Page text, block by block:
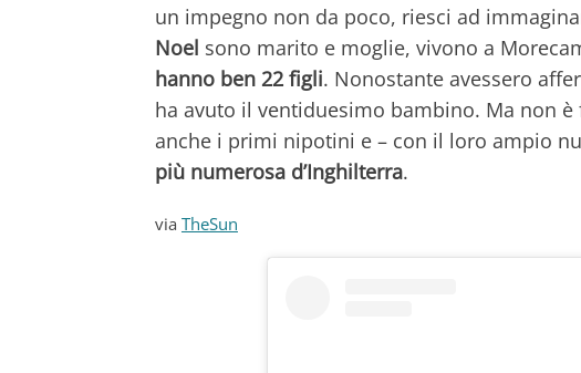
un impegno non da poco, riesci ad
Noel sono marito e moglie, vivono a
hanno ben 22 figli. Nonostante avessero
ha avuto il ventiduesimo bambino. Ma non
anche i primi nipotini e – con il loro ampio
più numerosa d’Inghilterra.
via TheSun